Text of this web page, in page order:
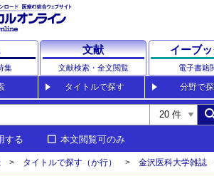
集
文献
文献検索・全文閲覧
イーブ
電子書籍
タイトルで探す 分野で
する 本文閲覧可のみ
タイトルで探す（か行） 金沢医科大学雑誌